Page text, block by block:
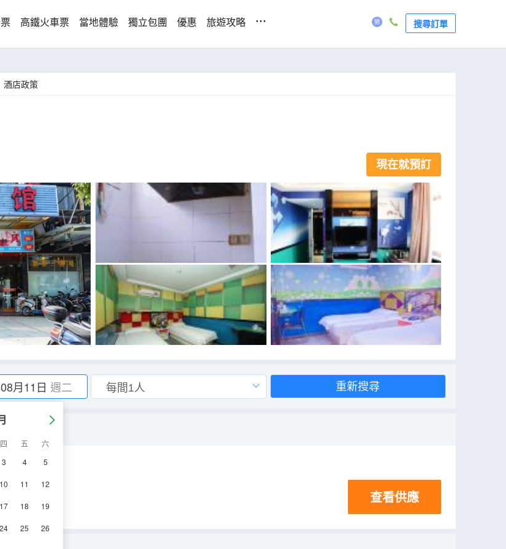
高鐵火車票 當地體驗 獨立包團 優惠 旅遊攻略 ... 搜尋訂單
酒店政策
現在就預訂
月11日 週二
四 五
六
3 4 5
10 11 12
17 18 19
24 25 26
重新搜尋
查看供應